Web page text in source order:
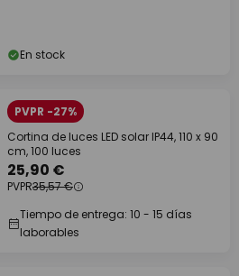
En stock
PVPR -27%
Cortina de luces LED solar IP44, 110 x 90
cm, 100 luces
25,90 €
PVPR35,57 €
Tiempo de entrega: 10 - 15 días
laborables